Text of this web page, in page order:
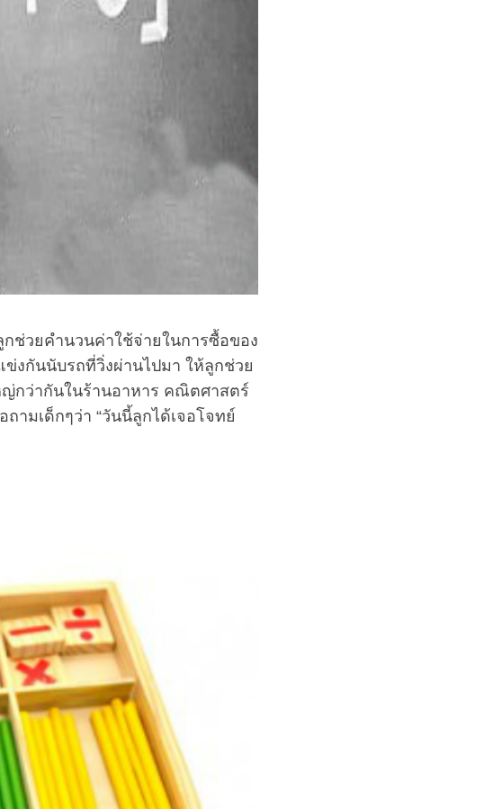
ช่วยคำนวนค่าใช้จ่ายในการซื้อของ
งกันนับรถที่วิ่งผ่านไปมา ให้ลูกช่วย
ญ่กว่ากันในร้านอาหาร คณิตศาสตร์
ามเด็กๆว่า “วันนี้ลูกได้เจอโจทย์